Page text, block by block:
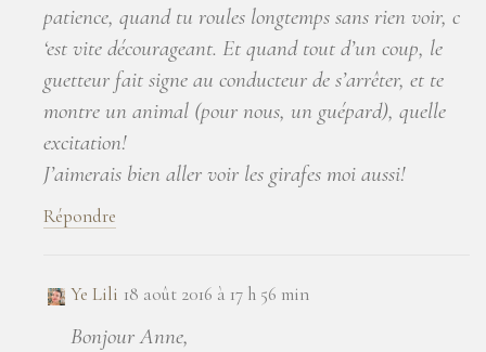
patience, quand tu roules longtemps sans rien voir, c
‘est vite décourageant. Et quand tout d’un coup, le
guetteur fait signe au conducteur de s’arrêter, et te
montre un animal (pour nous, un guépard), quelle
excitation!
J’aimerais bien aller voir les girafes moi aussi!
Répondre
Ye Lili 18 août 2016 à 17 h 56 min
Bonjour Anne,